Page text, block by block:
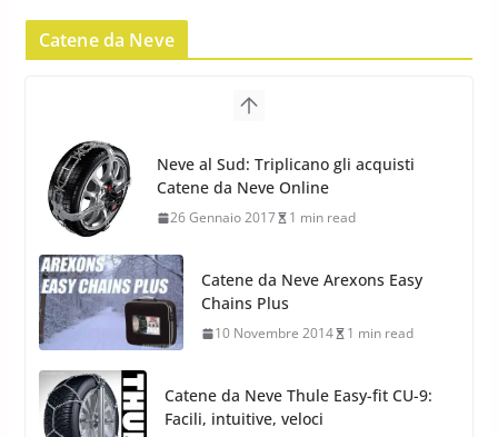
17 Febbraio 2022 6 min read
Stagioni 2022
17 Febbraio 2022
Catene da Neve
Catene da Neve Arexons Easy
Chains Plus
10 Novembre 2014 1 min read
Catene da Neve Thule Easy-fit CU-9:
Facili, intuitive, veloci
13 Ottobre 2014 1 min read
Calze da Neve Arexocks by
Arexons